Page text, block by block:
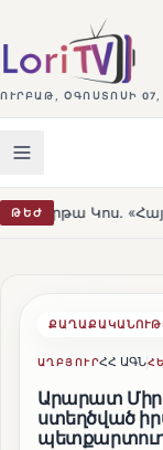
ՈՒՐԲԱԹ, ՕԳՈՍՏՈՍԻ 07,
ԹԵԺ ու ԵՄ-
ԱՂԲՅՈՒՐՀՀ ԱԳՆ
Արարատ
ստեղծված